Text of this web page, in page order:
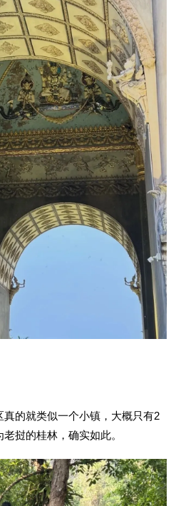
真的就类似一个小镇，大概只有2
挝的桂林，确实如此。